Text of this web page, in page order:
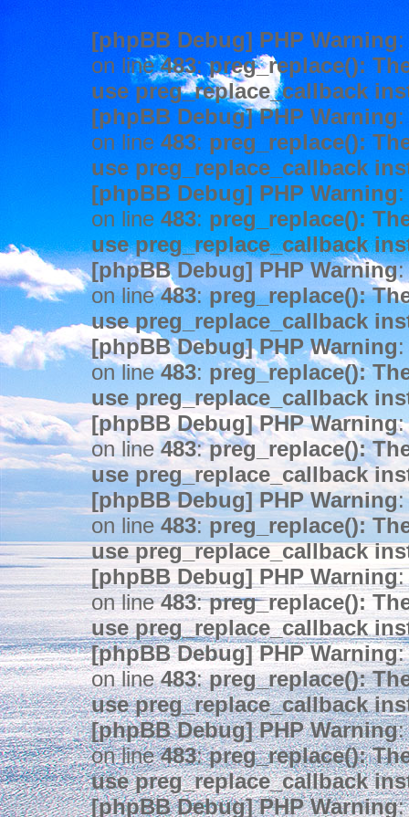
[phpBB Debug] PHP Warning
on line483:preg_replace():
use preg_replace_callback
[phpBB Debug] PHP Warning
on line 483: preg_replace():
use preg_replace_callback
[phpBB Debug] PHP Warning
on line 483: preg_replace():
use preg_replace_callback
[phpBB Debug] PHP Warning:
on line483:preg_replace():
use preg_replace_callback
[phpBB Debug] PHP Warning
on line483: preg_replace():
use preg_replace_callback
[phpBB Debug] PHP Warning:
on line483:preg_replace():
use preg_replace_callback
[phpBB Debug] PHP Warning:
on line 483:preg_replace():
use preg_replace_callback
[phpBB Debug] PHP Warning:
on line483:preg_replace():
use preg_replace_callback
[phpBB Debug] PHP Warning:
on line483:preg_replace():
use preg_replace_callback
[phpBB Debug] PHP Warning:
on line483:preg_replace():
use preg_replace_callback
[phpBB Debug] PHP Warning: